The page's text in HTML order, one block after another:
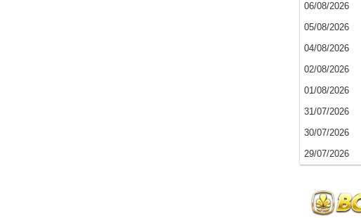
06/08/2026
05/08/2026
04/08/2026
02/08/2026
01/08/2026
31/07/2026
30/07/2026
29/07/2026